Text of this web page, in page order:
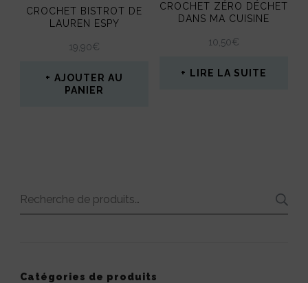
CROCHET BISTROT DE
LAUREN ESPY
19,90€
AJOUTER AU
PANIER
CROCHET ZÉRO DÉCHET
DANS MA CUISINE
10,50€
LIRE LA SUITE
Recherche
Catégories de produits